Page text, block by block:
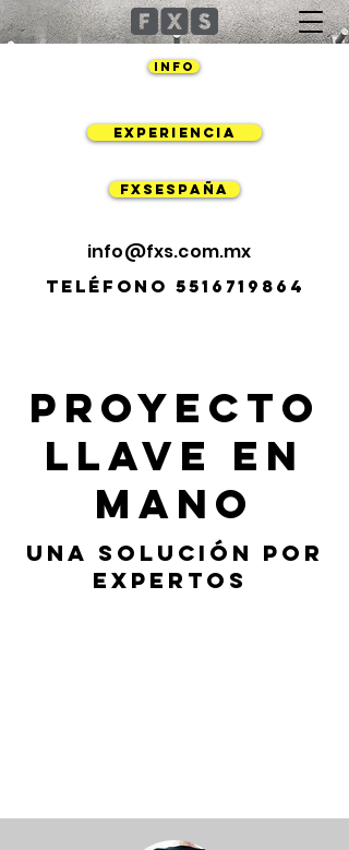
info
EXPERIENCIA
FXSESPAÑA
info@fxs.com.mx
teléfono 5516719864
Proyecto
Llave en
Mano
Una solución por
expertos